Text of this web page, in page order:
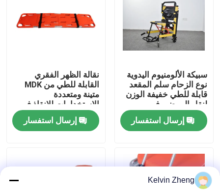
جولة في المصنع
اتصل بنا
أخبار
اطلب اقتباس
سبيكة الألومنيوم اليدوية
نوع الزحام سلم المقعد
قابلة للطي خفيفة الوزن
لنقل المرضى في
المستشفى
إرسال استفسار
نقالة الظهر الفقري
القابلة للطي من MDK
متينة ومتعددة
الاستخدامات للإنقاذ في
البيئات القاسية
إرسال استفسار
Kelvin Zheng